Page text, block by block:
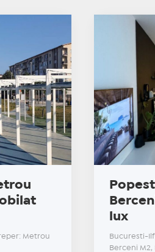
Metrou
lux
Bucuresti-
Berceni